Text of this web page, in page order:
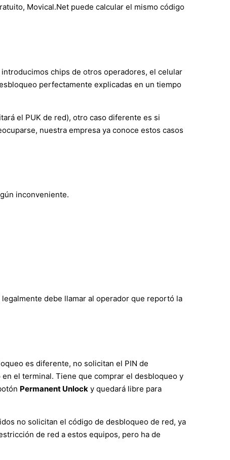
Movical.Net puede calcular el mismo código
chips de otros operadores, el celular
perfectamente explicadas en un tiempo
el PUK de red), otro caso diferente es si
nuestra empresa ya conoce estos casos
inconveniente.
debe llamar al operador que reportó la
es diferente, no solicitan el PIN de
el terminal. Tiene que comprar el desbloqueo y
Permanent Unlock y quedará libre para
no solicitan el código de desbloqueo de red, ya
de red a estos equipos, pero ha de